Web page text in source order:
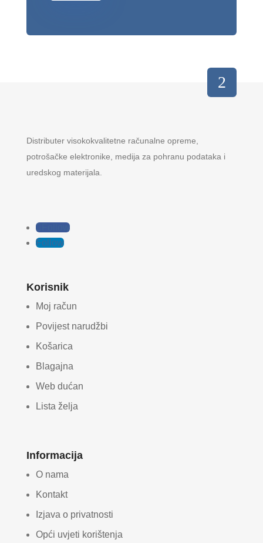
Distributer visokokvalitetne računalne opreme,
potrošačke elektronike, medija za pohranu podataka i
uredskog materijala.
Follow
Follow
Korisnik
Moj račun
Povijest narudžbi
Košarica
Blagajna
Web dućan
Lista želja
Informacija
O nama
Kontakt
Izjava o privatnosti
Opći uvjeti korištenja